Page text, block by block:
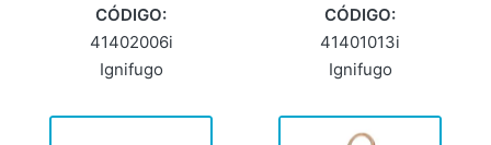
CÓDIGO:
41402006i
Ignifugo
CÓDIGO:
41401013i
Ignifugo